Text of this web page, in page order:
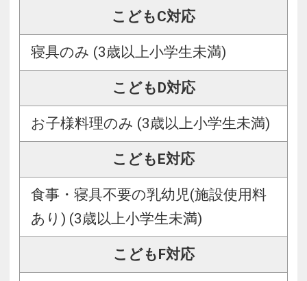
こどもC対応
寝具のみ (3歳以上小学生未満)
こどもD対応
お子様料理のみ (3歳以上小学生未満)
こどもE対応
食事・寝具不要の乳幼児(施設使用料
あり) (3歳以上小学生未満)
こどもF対応